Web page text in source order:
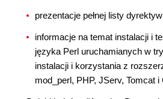
prezentacje pełnej listy
informacje na temat instalacji i
języka Perl uruchamianych w
instalacji i korzystania z
mod_perl, PHP, JServ, Tomcat i